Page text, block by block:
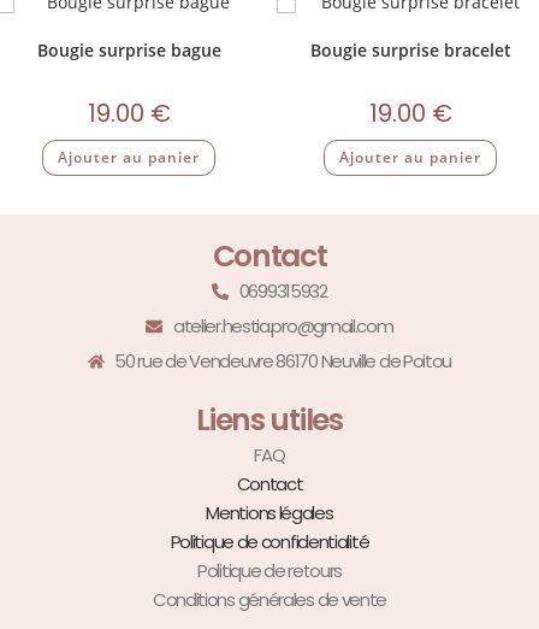
Bougie surprise bague
19.00 €
Ajouter au panier
Bougie surprise bracelet
19.00 €
Ajouter au panier
Contact
0699315932
atelier.hestia.pro@gmail.com
50 rue de Vendeuvre 86170 Neuville de Poitou
Liens utiles
FAQ
Contact
Mentions légales
Politique de confidentialité
Politique de retours
Conditions générales de vente